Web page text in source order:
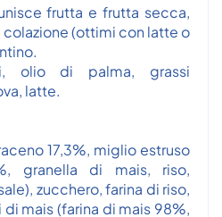
frutta e frutta secca,
(ottimi con latte o
olio di palma, grassi
latte.
17,3%, miglio estruso
granella di mais, riso,
zucchero, farina di riso,
mais (farina di mais 98%,